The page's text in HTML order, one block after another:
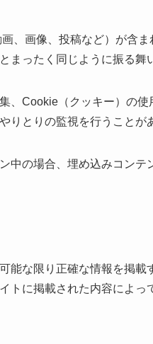
、画像、投稿など）が含
まったく同じように振る舞
、Cookie（クッキー）の
りとりの監視を行うことが
中の場合、埋め込みコン
能な限り正確な情報を掲
トに掲載された内容によっ